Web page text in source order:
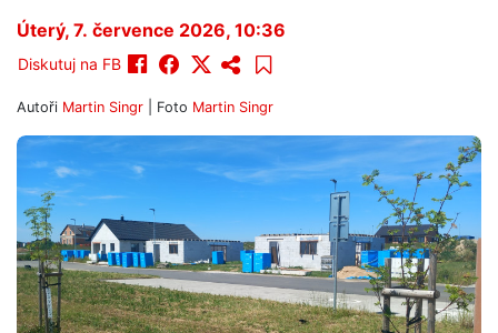
Úterý, 7. července 2026, 10:36
Diskutuj na FB
Autoři Martin Singr | Foto Martin Singr